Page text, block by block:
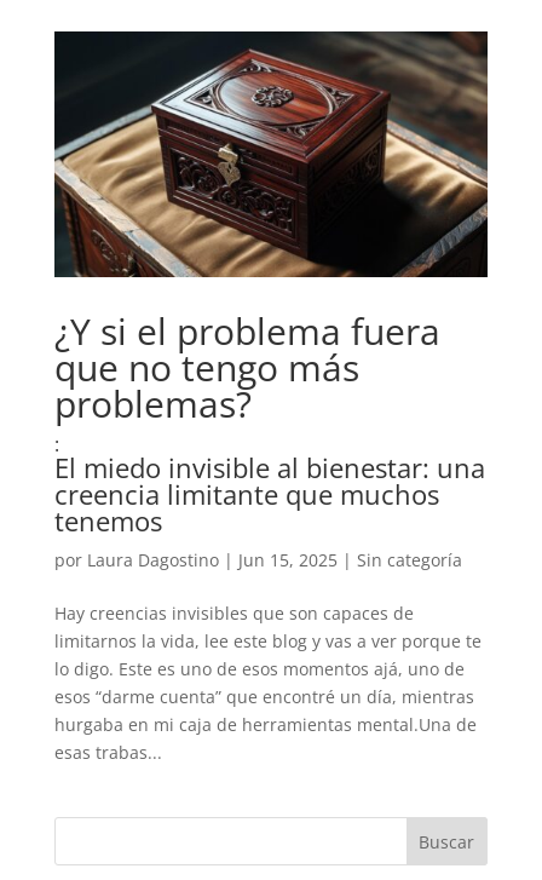
¿Y si el problema fuera
que no tengo más
problemas?
:
El miedo invisible al bienestar: una
creencia limitante que muchos
tenemos
por Laura Dagostino| Jun 15, 2025| Sin categoría
Hay creencias invisibles que son capaces de
limitarnos la vida, lee este blog y vas a ver porque te
lo digo. Este es uno de esos momentos ajá, uno de
esos “darme cuenta” que encontré un día, mientras
hurgaba en mi caja de herramientas mental.Una de
esas trabas...